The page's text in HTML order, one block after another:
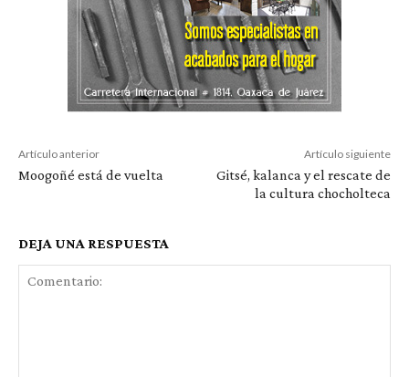
Artículo anterior
Moogoñé está de vuelta
Artículo siguiente
Gitsé, kalanca y el rescate de
la cultura chocholteca
DEJA UNA RESPUESTA